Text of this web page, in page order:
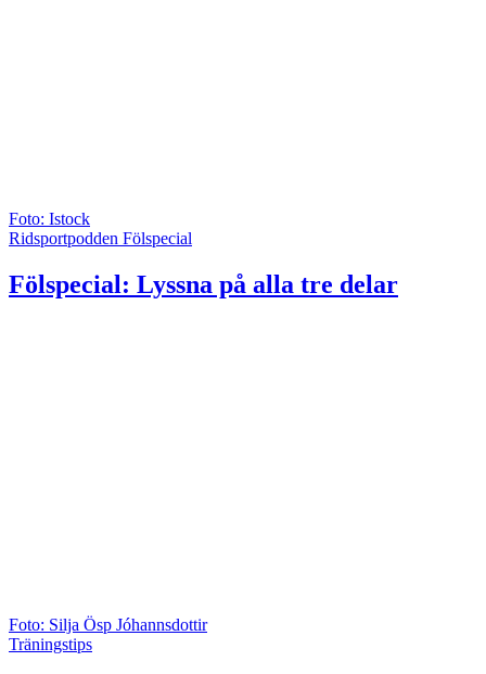
Foto: Istock
Ridsportpodden Fölspecial
Fölspecial: Lyssna på alla tre delar
Foto: Silja Ösp Jóhannsdottir
Träningstips